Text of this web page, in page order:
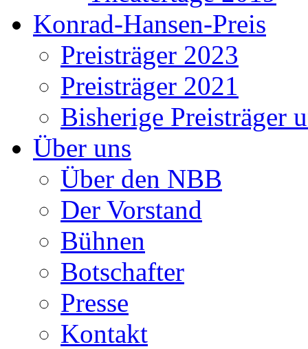
Konrad-Hansen-Preis
Preisträger 2023
Preisträger 2021
Bisherige Preisträger
Über uns
Über den NBB
Der Vorstand
Bühnen
Botschafter
Presse
Kontakt